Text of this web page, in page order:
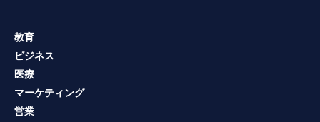
教育
ビジネス
医療
マーケティング
営業